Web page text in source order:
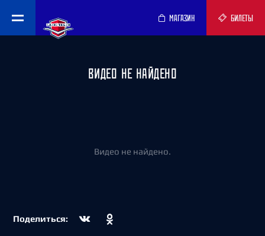
МАГАЗИН БИЛЕТЫ
ВИДЕО НЕ НАЙДЕНО
Видео не найдено.
Поделиться: